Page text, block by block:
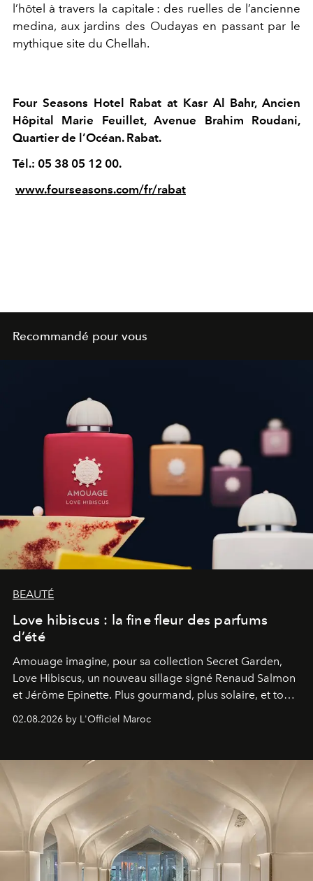
l’hôtel à travers la capitale : des ruelles de l’ancienne
medina, aux jardins des Oudayas en passant par le
mythique site du Chellah.
Four Seasons Hotel Rabat at Kasr Al Bahr, Ancien
Hôpital Marie Feuillet, Avenue Brahim Roudani,
Quartier de l’Océan. Rabat.
Tél.: 05 38 05 12 00.
www.fourseasons.com/fr/rabat
Recommandé pour vous
BEAUTÉ
Love hibiscus : la fine fleur des parfums
d’été
Amouage imagine, pour sa collection Secret Garden,
Love Hibiscus, un nouveau sillage signé Renaud Salmon
et Jérôme Epinette. Plus gourmand, plus solaire, et tout
02.08.2026 by L'Officiel Maroc